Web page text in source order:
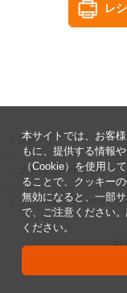
レ
公告
プライバシーポリシー
ソーシャルメディアポリシー
本サイトでは、お客
もに、提供する情報
（Cookie）を使用し
ることで、クッキー
無効になると、一部
で、ご注意ください
ください。